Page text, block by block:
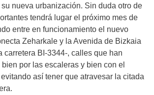
nueva urbanización. Sin duda otro de
tendrá lugar el próximo mes de
entre en funcionamiento el nuevo
Zeharkale y la Avenida de Bizkaia
carretera BI-3344-, calles que han
por las escaleras y bien con el
así tener que atravesar la citada